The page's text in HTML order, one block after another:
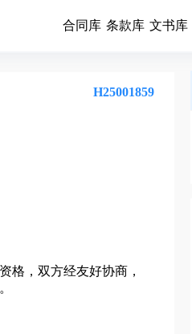
合同库 条款库 文书库
H25001859
格，双方经友好协商，